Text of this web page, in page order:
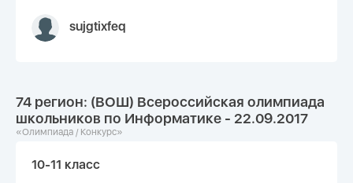
sujgtixfeq
74 регион: (ВОШ) Всероссийская олимпиада
школьников по Информатике - 22.09.2017
«Олимпиада / Конкурс»
10-11 класс